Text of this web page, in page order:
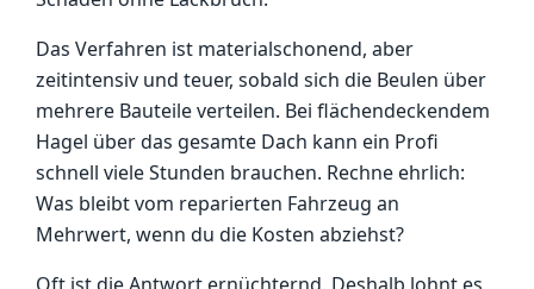
Das Verfahren ist materialschonend, aber
zeitintensiv und teuer, sobald sich die Beulen über
mehrere Bauteile verteilen. Bei flächendeckendem
Hagel über das gesamte Dach kann ein Profi
schnell viele Stunden brauchen. Rechne ehrlich:
Was bleibt vom reparierten Fahrzeug an
Mehrwert, wenn du die Kosten abziehst?